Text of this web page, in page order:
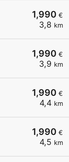
1,990 €
3,8 km
1,990 €
3,9 km
1,990 €
4,4 km
1,990 €
4,5 km